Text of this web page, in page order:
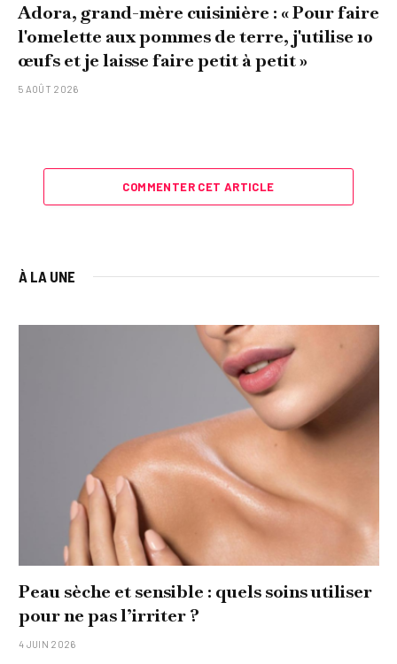
Adora, grand-mère cuisinière : « Pour faire
l'omelette aux pommes de terre, j'utilise 10
œufs et je laisse faire petit à petit »
5 AOÛT 2026
COMMENTER CET ARTICLE
À LA UNE
Peau sèche et sensible : quels soins utiliser
pour ne pas l’irriter ?
4 JUIN 2026